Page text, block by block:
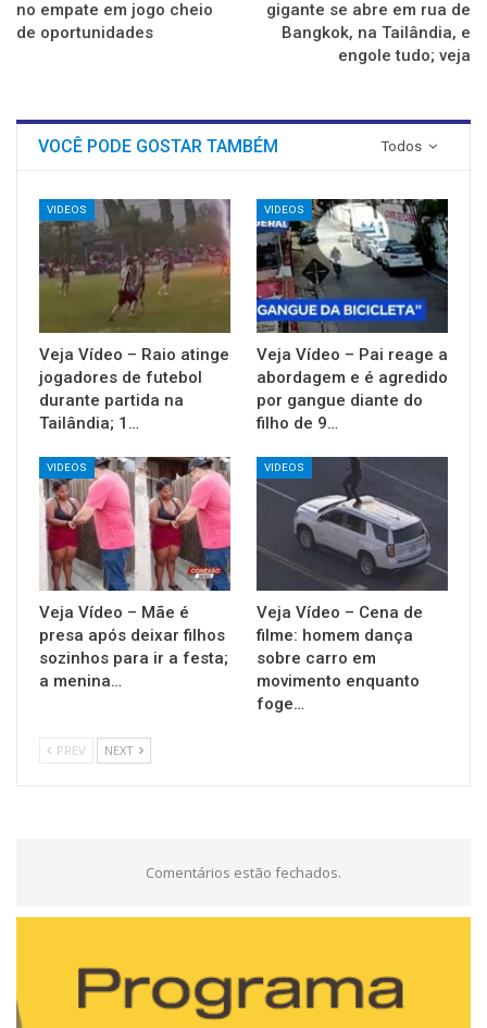
no empate em jogo cheio
de oportunidades
gigante se abre em rua de
Bangkok, na Tailândia, e
engole tudo; veja
Todos
VOCÊ PODE GOSTAR TAMBÉM
VIDEOS
Veja Vídeo – Raio atinge
jogadores de futebol
durante partida na
Tailândia; 1…
VIDEOS
Veja Vídeo – Pai reage a
abordagem e é agredido
por gangue diante do
filho de 9…
VIDEOS
Veja Vídeo – Mãe é
presa após deixar filhos
sozinhos para ir a festa;
a menina…
VIDEOS
Veja Vídeo – Cena de
filme: homem dança
sobre carro em
movimento enquanto
foge…
PREV NEXT
Comentários estão fechados.